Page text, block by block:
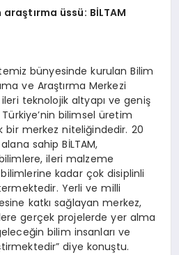
araştırma üssü: BİLTAM
bünyesinde kurulan Bilim
ve Araştırma Merkezi
teknolojik altyapı ve geniş
bilimsel üretim
bir merkez niteliğindedir. 20
sahip BİLTAM,
ileri malzeme
kadar çok disiplinli
Yerli ve milli
katkı sağlayan merkez,
gerçek projelerde yer alma
bilim insanları ve
diye konuştu.